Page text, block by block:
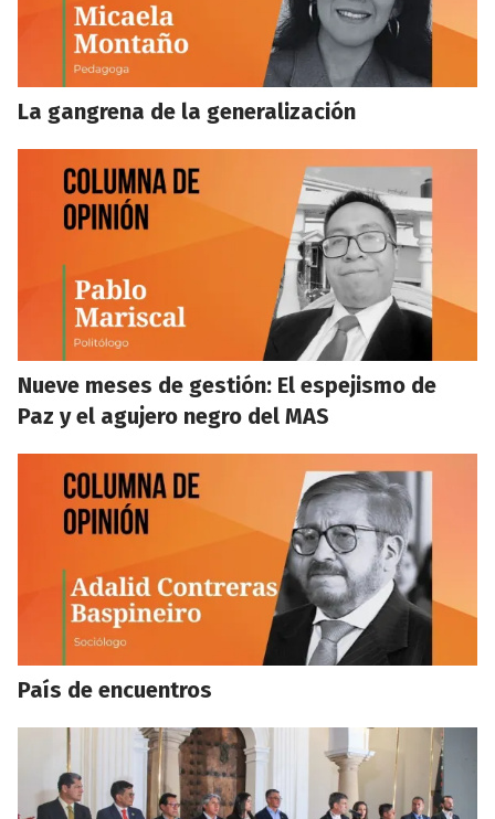
La gangrena de la generalización
Nueve meses de gestión: El espejismo de
Paz y el agujero negro del MAS
País de encuentros